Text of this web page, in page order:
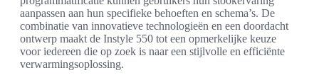
aanpassen aan hun specifieke behoeften en schema’s. De
combinatie van innovatieve technologieën en een doordacht
ontwerp maakt de Instyle 550 tot een opmerkelijke keuze
voor iedereen die op zoek is naar een stijlvolle en efficiënte
verwarmingsoplossing.